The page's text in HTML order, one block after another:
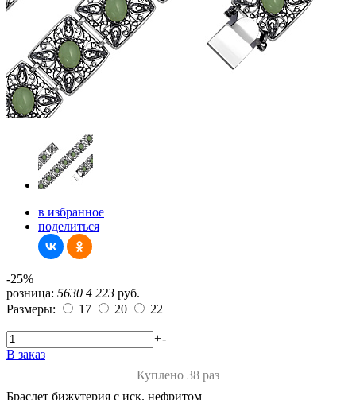
в избранное
поделиться
-25%
розница: 5630 4 223 руб.
Размеры:
17 20 22
+-
В заказ
Куплено 38 раз
Браслет бижутерия с иск. нефритом